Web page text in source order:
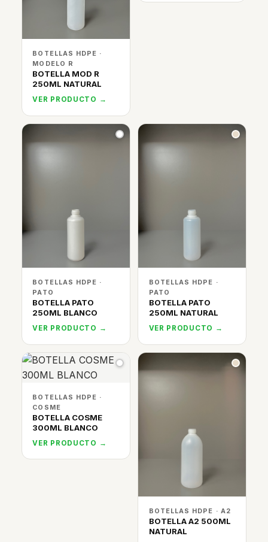
BOTELLAS HDPE ·
MODELO R
BOTELLA MOD R
250ML NATURAL
VER PRODUCTO →
BOTELLAS HDPE ·
PATO
BOTELLA PATO
250ML BLANCO
VER PRODUCTO →
BOTELLAS HDPE ·
PATO
BOTELLA PATO
250ML NATURAL
VER PRODUCTO →
BOTELLAS HDPE ·
COSME
BOTELLA COSME
300ML BLANCO
VER PRODUCTO →
BOTELLAS HDPE · A2
BOTELLA A2 500ML
NATURAL